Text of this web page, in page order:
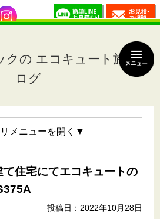
クの エコキュート施工ブ
ログ
メニュー
住宅にてエコキュートの
投稿日：2022年10月28日